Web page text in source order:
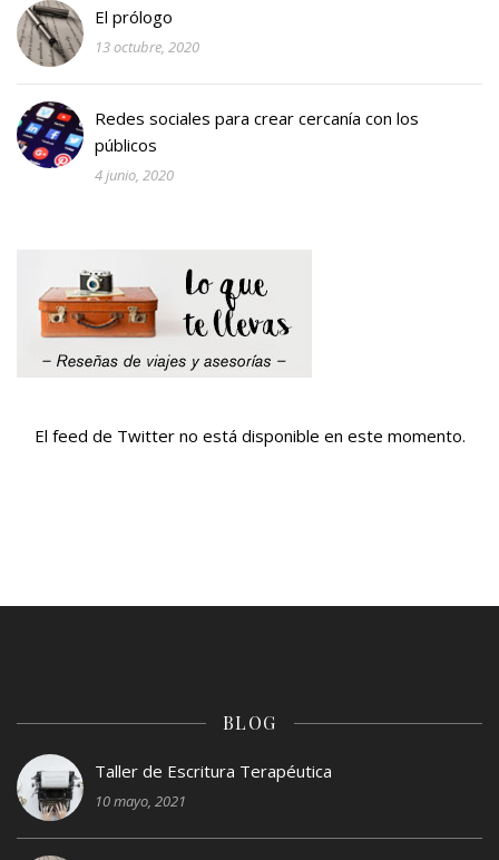
El prólogo
13 octubre, 2020
Redes sociales para crear cercanía con los
públicos
4 junio, 2020
El feed de Twitter no está disponible en este momento.
BLOG
Taller de Escritura Terapéutica
10 mayo, 2021